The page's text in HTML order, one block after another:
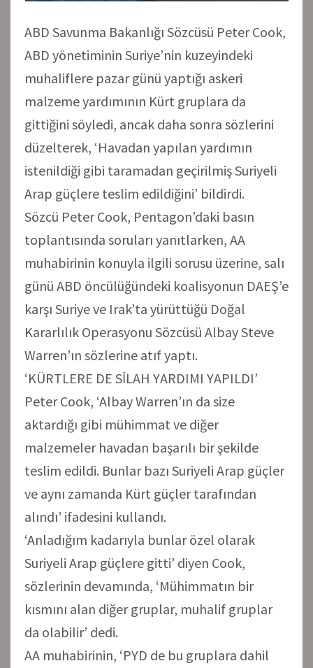
ABD Savunma Bakanlığı Sözcüsü Peter Cook,
ABD yönetiminin Suriye’nin kuzeyindeki
muhaliflere pazar günü yaptığı askeri
malzeme yardımının Kürt gruplara da
gittiğini söyledi, ancak daha sonra sözlerini
düzelterek, ‘Havadan yapılan yardımın
istenildiği gibi taramadan geçirilmiş Suriyeli
Arap güçlere teslim edildiğini’ bildirdi.
Sözcü Peter Cook, Pentagon’daki basın
toplantısında soruları yanıtlarken, AA
muhabirinin konuyla ilgili sorusu üzerine, salı
günü ABD öncülüğündeki koalisyonun DAEŞ’e
karşı Suriye ve Irak’ta yürüttüğü Doğal
Kararlılık Operasyonu Sözcüsü Albay Steve
Warren’ın sözlerine atıf yaptı.
‘KÜRTLERE DE SİLAH YARDIMI YAPILDI’
Peter Cook, ‘Albay Warren’ın da size
aktardığı gibi mühimmat ve diğer
malzemeler havadan başarılı bir şekilde
teslim edildi. Bunlar bazı Suriyeli Arap güçler
ve aynı zamanda Kürt güçler tarafından
alındı’ ifadesini kullandı.
‘Anladığım kadarıyla bunlar özel olarak
Suriyeli Arap güçlere gitti’ diyen Cook,
sözlerinin devamında, ‘Mühimmatın bir
kısmını alan diğer gruplar, muhalif gruplar
da olabilir’ dedi.
AA muhabirinin, ‘PYD de bu gruplara dahil